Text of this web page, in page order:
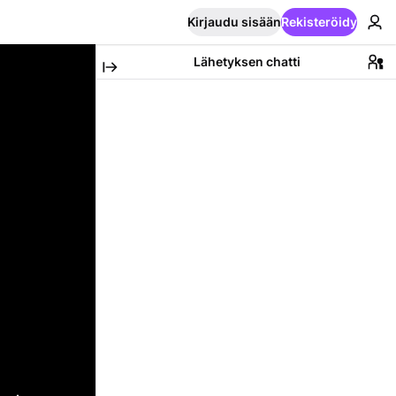
Kirjaudu sisäänRekisteröidy
Lähetyksen chatti